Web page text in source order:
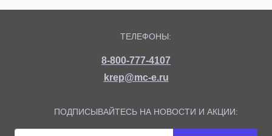
ТЕЛЕФОНЫ:
8-800-777-4107
krep@mc-e.ru
ПОДПИСЫВАЙТЕСЬ НА НОВОСТИ И АКЦИИ: